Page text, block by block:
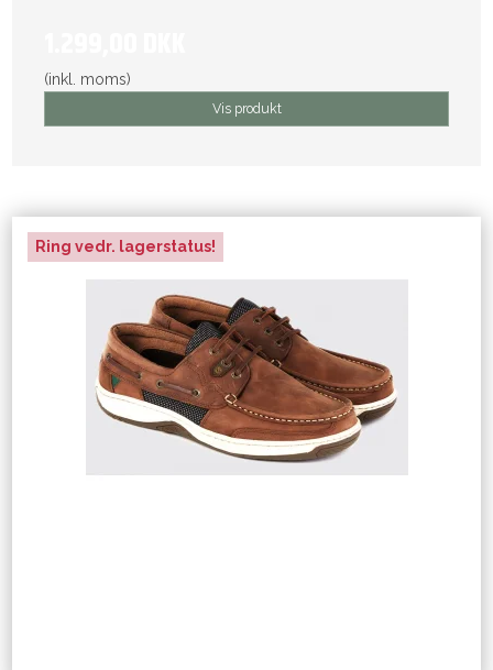
(inkl. moms)
Vis produkt
Ring vedr. lagerstatus!